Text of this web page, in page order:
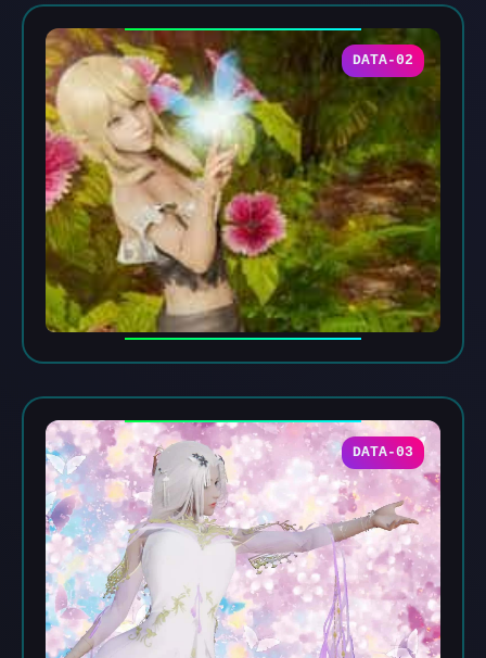
DATA-02
DATA-03